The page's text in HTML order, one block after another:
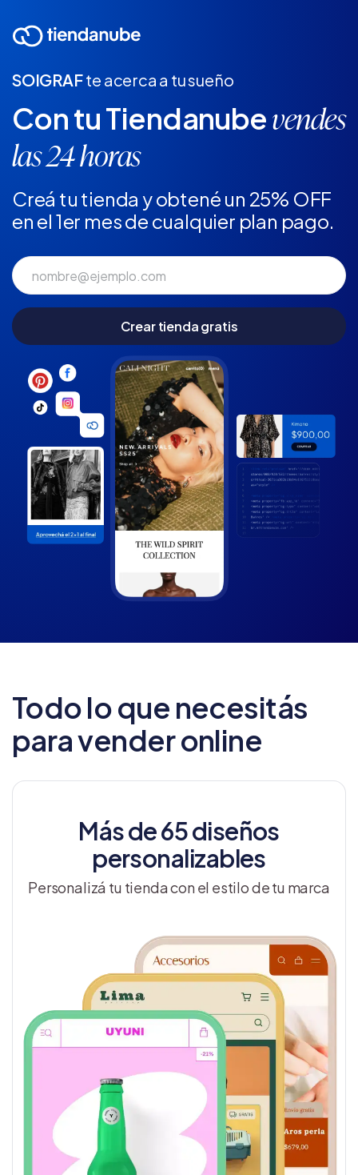
SOIGRAFte acerca a tu sueño
Con tu Tiendanube vendes
las 24 horas
Creá tu tienda y obtené un 25% OFF
en el 1er mes de cualquier plan pago.
Todo lo que necesitás
para vender online
Más de 65 diseños
personalizables
Personalizá tu tienda con el estilo de tu marca